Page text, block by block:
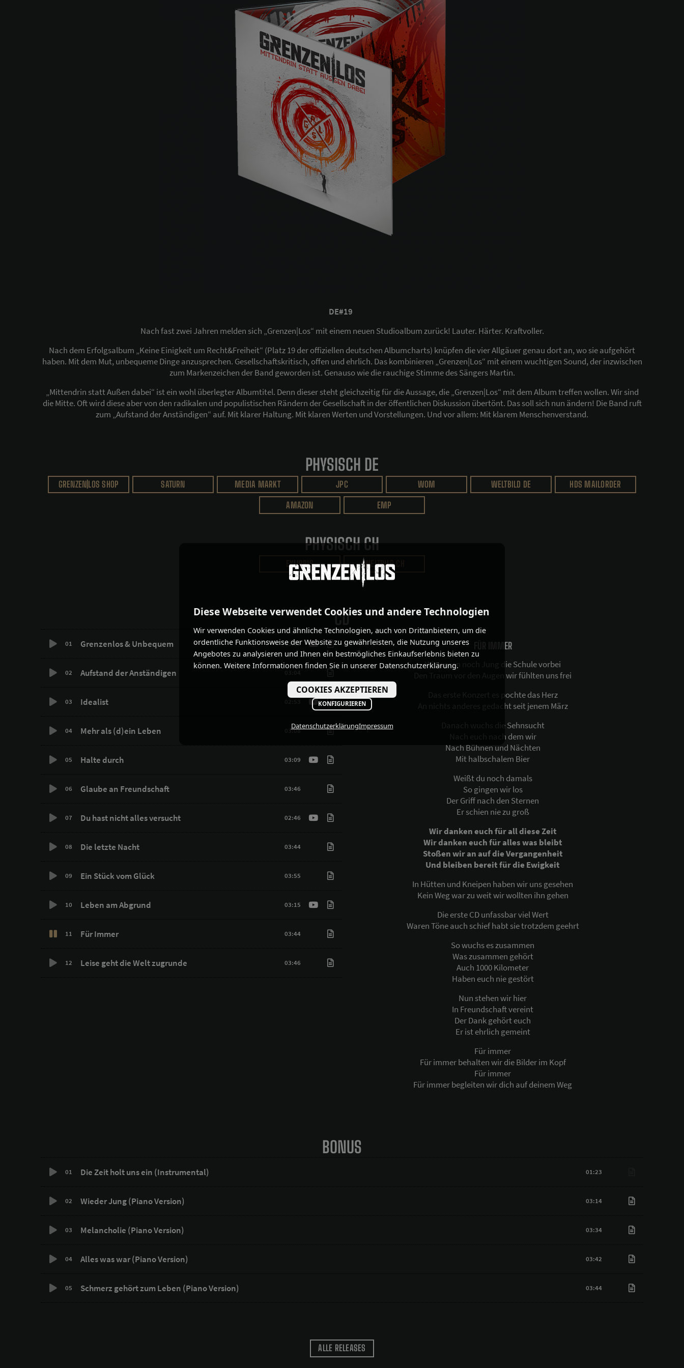
DE#19
Nach fast zwei Jahren melden sich „Grenzen|Los“ mit einem neuen Studioalbum zurück! Lauter. Härter. Kraftvoller.
Nach dem Erfolgsalbum „Keine Einigkeit um Recht&Freiheit“ (Platz 19 der offiziellen deutschen Albumcharts) knüpfen die vier Allgäuer genau dort an, wo sie aufgehört
haben. Mit dem Mut, unbequeme Dinge anzusprechen. Gesellschaftskritisch, offen und ehrlich. Das kombinieren „Grenzen|Los“ mit einem wuchtigen Sound, der inzwischen
zum Markenzeichen der Band geworden ist. Genauso wie die rauchige Stimme des Sängers Martin.
„Mittendrin statt Außen dabei“ ist ein wohl überlegter Albumtitel. Denn dieser steht gleichzeitig für die Aussage, die „Grenzen|Los“ mit dem Album treffen wollen. Wir sind
die Mitte. Oft wird diese aber von den radikalen und populistischen Rändern der Gesellschaft in der öffentlichen Diskussion übertönt. Das soll sich nun ändern! Die Band ruft
zum „Aufstand der Anständigen“ auf. Mit klarer Haltung. Mit klaren Werten und Vorstellungen. Und vor allem: Mit klarem Menschenverstand.
PHYSISCH DE
GRENZEN|LOS SHOP SATURN MEDIA MARKT JPC WOM WELTBILD DE
HDS MAILORDER
AMAZON
EMP
PHYSISCH CH
EXLIBRIS WELTBILD CH
CD
01 Grenzenlos & Unbequem 03:56
02 Aufstand der Anständigen
03 Idealist
04 Mehr als (d)ein Leben 03:08
05 Halte durch 03:09
06 Glaube an Freundschaft 03:46
07 Du hast nicht alles versucht 02:46
08 Die letzte Nacht 03:44
09 Ein Stück vom Glück 03:55
10 Leben am Abgrund 03:15
11 Für Immer 03:44
12 Leise geht die Welt zugrunde 03:46
FÜR IMMER
Wir waren noch Jung die Schule vorbei
Den Traum vor den Augen wir fühlten uns frei
Das erste Konzert es pochte das Herz
An nichts anderes gedacht seit jenem März
Danach wuchs die Sehnsucht
Nach euch nach dem wir
Nach Bühnen und Nächten
Mit halbschalem Bier
Weißt du noch damals
So gingen wir los
Der Griff nach den Sternen
Er schien nie zu groß
Wir danken euch für all diese Zeit
Wir danken euch für alles was bleibt
Stoßen wir an auf die Vergangenheit
Und bleiben bereit für die Ewigkeit
In Hütten und Kneipen haben wir uns gesehen
Kein Weg war zu weit wir wollten ihn gehen
Die erste CD unfassbar viel Wert
Waren Töne auch schief habt sie trotzdem geehrt
So wuchs es zusammen
Was zusammen gehört
Auch 1000 Kilometer
Haben euch nie gestört
Nun stehen wir hier
In Freundschaft vereint
Der Dank gehört euch
Er ist ehrlich gemeint
Für immer
Für immer behalten wir die Bilder im Kopf
Für immer
Für immer begleiten wir dich auf deinem Weg
BONUS
01 Die Zeit holt uns ein (Instrumental) 01:23
02 Wieder Jung (Piano Version) 03:14
03 Melancholie (Piano Version) 03:34
04 Alles was war (Piano Version) 03:42
05 Schmerz gehört zum Leben (Piano Version) 03:44
ALLE RELEASES
Diese Webseite verwendet Cookies und andere Technologien
Wir verwenden Cookies und ähnliche Technologien, auch von Drittanbietern, um die
ordentliche Funktionsweise der Website zu gewährleisten, die Nutzung unseres
Angebotes zu analysieren und Ihnen ein bestmögliches Einkaufserlebnis bieten zu
können. Weitere Informationen finden Sie in unserer Datenschutzerklärung.
COOKIES AKZEPTIEREN
KONFIGURIEREN
DatenschutzerklärungImpressum